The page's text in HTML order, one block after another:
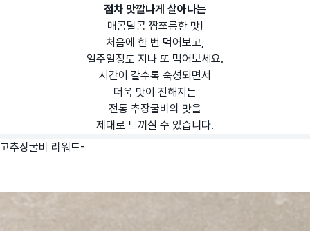
점차 맛깔나게 살아나는
매콤달콤 짭쪼름한 맛!
처음에 한 번 먹어보고,
일주일정도 지나 또 먹어보세요.
시간이 갈수록 숙성되면서
더욱 맛이 진해지는
전통 추장굴비의 맛을
제대로 느끼실 수 있습니다.
고추장굴비 리워드-